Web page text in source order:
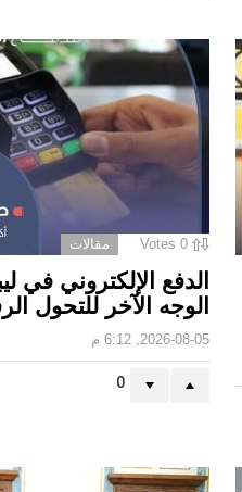
0
Votes مقالات
الدفع الإلكتروني في
الوجه الآخر للتحول
2026-08-05, 6:12 م
0